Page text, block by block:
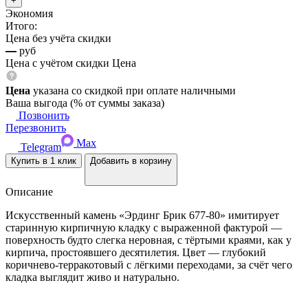
Экономия
Итого:
Цена без учёта скидки
— руб
Цена с учётом скидки Цена
Цена указана со скидкой при оплате наличными
Ваша выгода (% от суммы заказа)
Позвонить
Перезвонить
Telegram
Max
Купить в 1 клик Добавить в корзину
Описание
Искусственный камень «Эрдинг Брик 677-80» имитирует
старинную кирпичную кладку с выраженной фактурой —
поверхность будто слегка неровная, с тёртыми краями, как у
кирпича, простоявшего десятилетия. Цвет — глубокий
коричнево-терракотовый с лёгкими переходами, за счёт чего
кладка выглядит живо и натурально.